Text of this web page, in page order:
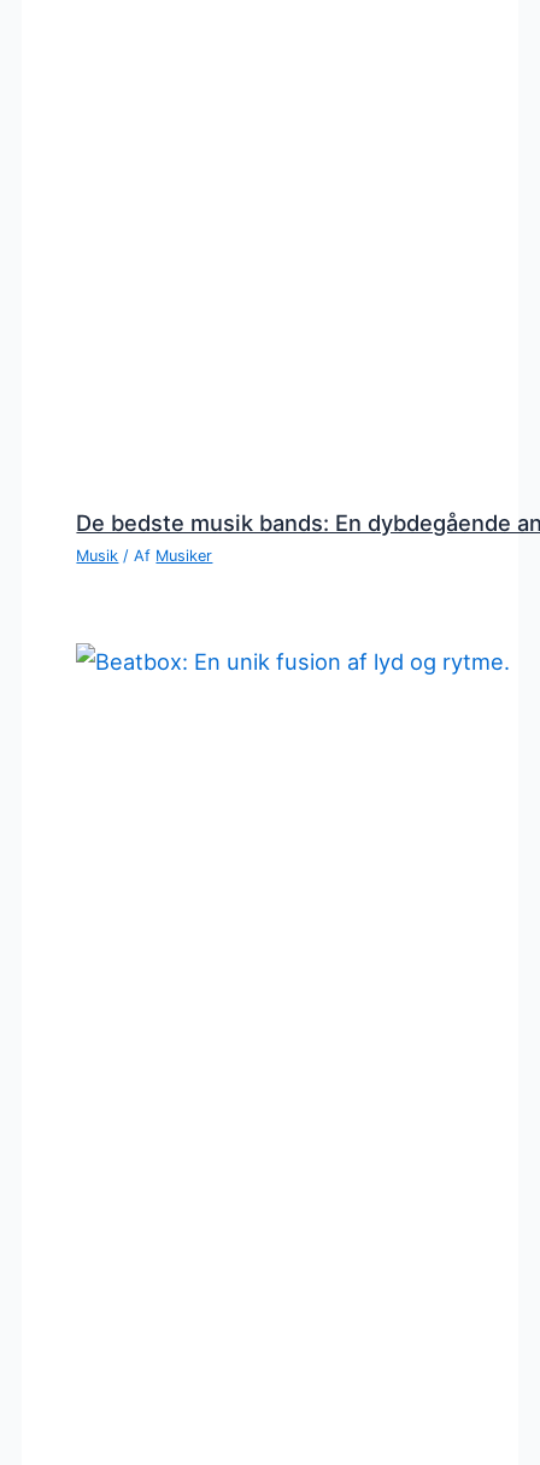
De bedste musik bands: En dybdegående
Musik / Af Musiker